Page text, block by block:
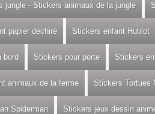
jungle - Stickers animaux de la jungle
papier déchiré Stickers enfant Hublot
bord Stickers pour porte Stickers
animaux de la ferme Stickers Tortues
Spiderman Stickers jeux dessin